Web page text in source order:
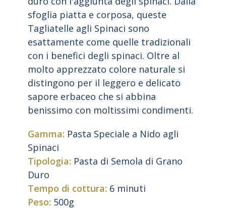
sfoglia piatta e corposa, queste
Tagliatelle agli Spinaci sono
esattamente come quelle tradizionali
con i benefici degli spinaci. Oltre al
molto apprezzato colore naturale si
distingono per il leggero e delicato
sapore erbaceo che si abbina
benissimo con moltissimi condimenti.
Gamma: Pasta Speciale a Nido agli
Spinaci
Tipologia: Pasta di Semola di Grano
Duro
Tempo di cottura: 6 minuti
Peso: 500g